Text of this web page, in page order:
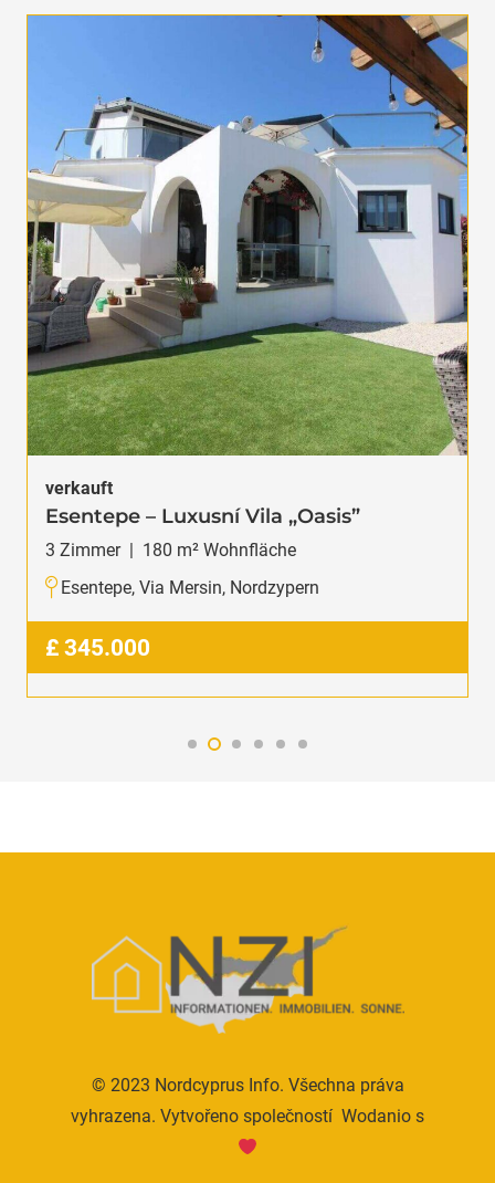
Vila s 5 ložnicemi, zcela
Tatlisu
£339.950
© 2023 Nordcyprus Info. Všechna práva
vyhrazena. Vytvořeno společností Wodanio s